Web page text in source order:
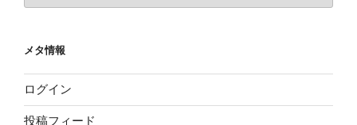
ブ
メタ情報
ログイン
投稿フィード